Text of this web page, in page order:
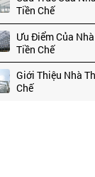
Tiền Chế
Ưu Điểm Của
Tiền Chế
Giới Thiệu Nhà
Chế